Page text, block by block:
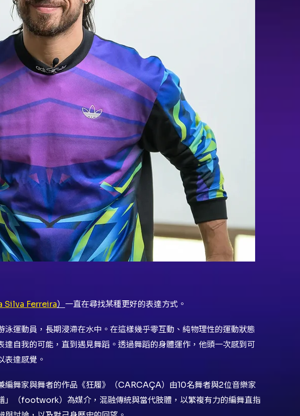
Silva Ferreira） 一直在尋找某種更好的表達方式。
泳運動員，長期浸滯在水中。在這樣幾乎零互動、純物理性的運動狀態
達自我的可能，直到遇見舞蹈。透過舞蹈的身體運作，他頭一次感到可
表達感覺。
編舞家與舞者的作品《狂履》（CARCAÇA）由10名舞者與2位音樂家
」（footwork）為媒介，混融傳統與當代肢體，以繁複有力的編舞直指